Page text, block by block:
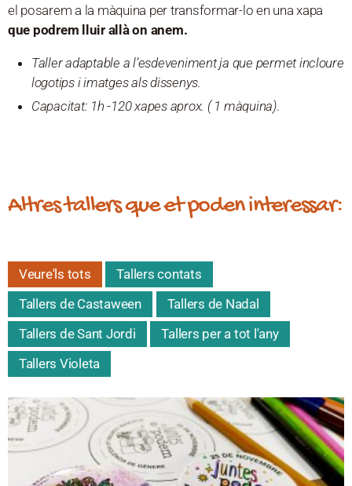
el posarem a la màquina per transformar-lo en una xapa
que podrem lluir allà on anem.
Taller adaptable a l’esdeveniment ja que permet incloure
logotips i imatges als dissenys.
Capacitat: 1h -120 xapes aprox. ( 1 màquina).
Altres tallers que et poden interessar:
Veure'ls tots
Tallers contats
Tallers de Castaween
Tallers de Nadal
Tallers de Sant Jordi
Tallers per a tot l'any
Tallers Violeta